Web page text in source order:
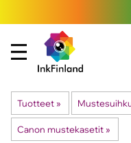
Tuotteet ‪»
Canon mustekasetit ‪»